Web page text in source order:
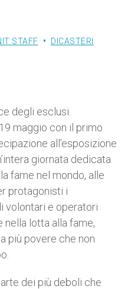
STAFF DICASTERI
degli esclusi.
maggio con il primo
all’esposizione
giornata dedicata
fame nel mondo, alle
protagonisti i
volontari e operatori
nella lotta alla fame,
più povere che non
dei più deboli che